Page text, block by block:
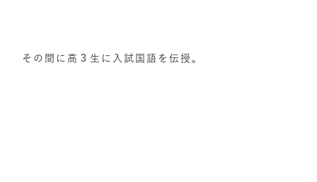
その間に高３生に入試国語を伝授。